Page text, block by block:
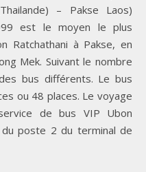
– Pakse Laos)
est le moyen le plus
Ratchathani à Pakse, en
Mek. Suivant le nombre
bus différents. Le bus
ou 48 places. Le voyage
de bus VIP Ubon
poste 2 du terminal de